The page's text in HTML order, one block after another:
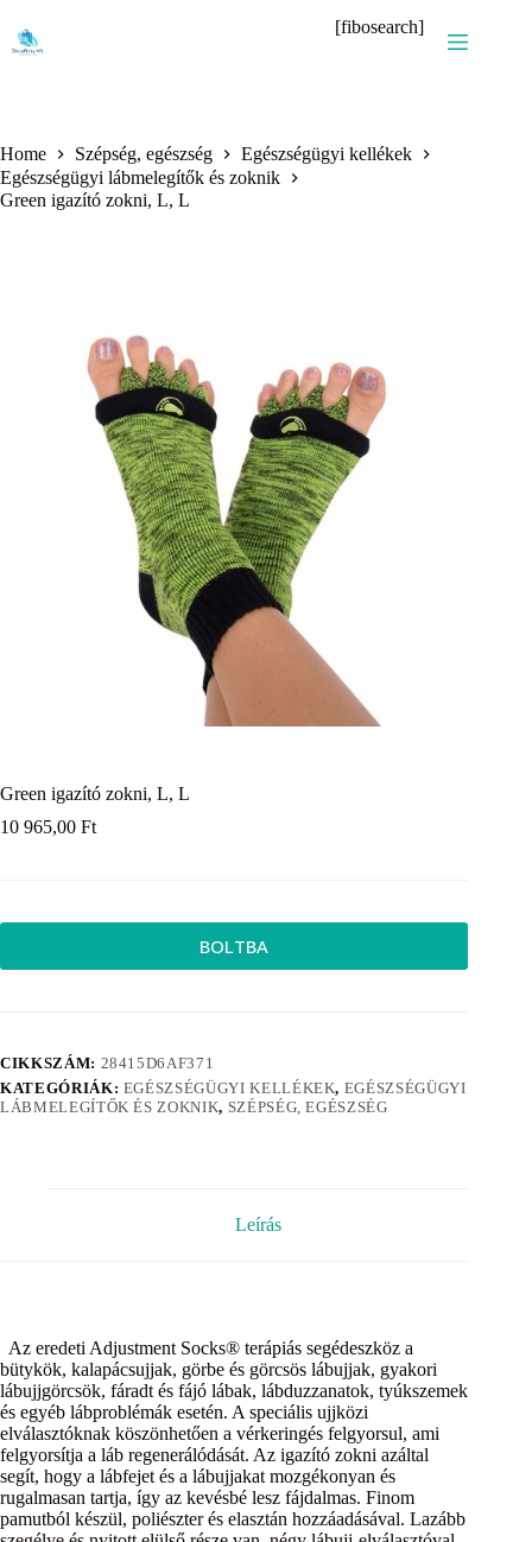
content
[fibosearch]
Home Szépség, egészség
Egészségügyi kellékek
Egészségügyi lábmelegítők és zoknik
Green igazító zokni, L, L
Green igazító zokni, L, L
10 965,00 Ft
BOLTBA
CIKKSZÁM: 28415D6AF371
KATEGÓRIÁK: EGÉSZSÉGÜGYI KELLÉKEK, EGÉSZSÉGÜGYI
LÁBMELEGÍTŐK ÉS ZOKNIK, SZÉPSÉG, EGÉSZSÉG
Leírás
Az eredeti Adjustment Socks® terápiás segédeszköz a
bütykök, kalapácsujjak, görbe és görcsös lábujjak, gyakori
lábujjgörcsök, fáradt és fájó lábak, lábduzzanatok, tyúkszemek
és egyéb lábproblémák esetén. A speciális ujjközi
elválasztóknak köszönhetően a vérkeringés felgyorsul, ami
felgyorsítja a láb regenerálódását. Az igazító zokni azáltal
segít, hogy a lábfejet és a lábujjakat mozgékonyan és
rugalmasan tartja, így az kevésbé lesz fájdalmas. Finom
pamutból készül, poliészter és elasztán hozzáadásával. Lazább